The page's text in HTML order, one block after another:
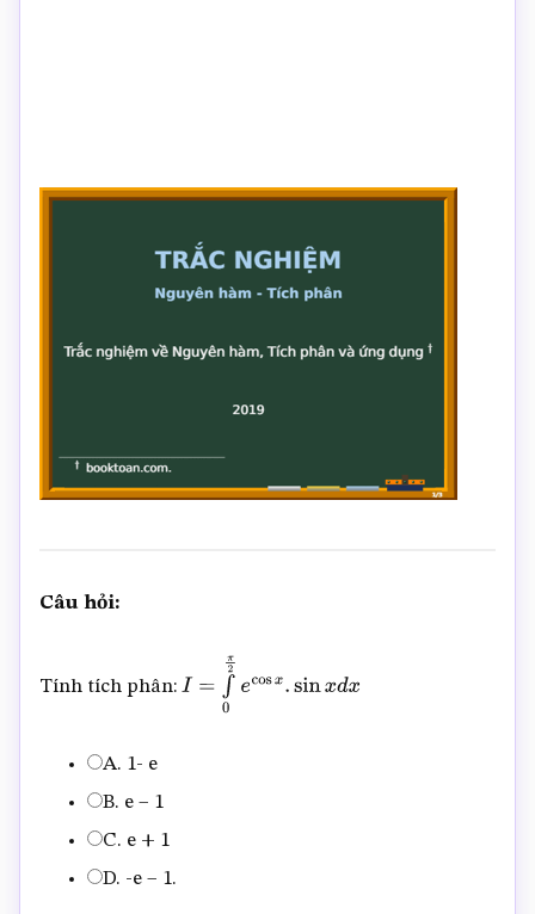
Câu hỏi:
Tính tích phân: I=∫0 π e x. sinxdx
A. 1- e
B. e – 1
C. e + 1
D. -e – 1.